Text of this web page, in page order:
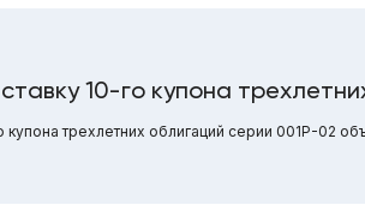
10-го купона
трехлетних облигаций серии 001Р-02